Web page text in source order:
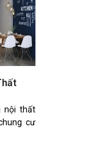
nội thất
cư